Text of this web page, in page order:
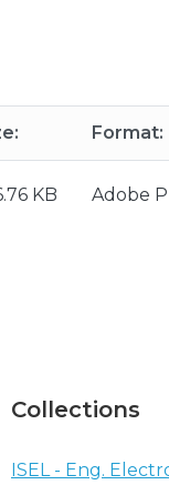
Format:
KB Adobe
Collections
ISEL - Eng.